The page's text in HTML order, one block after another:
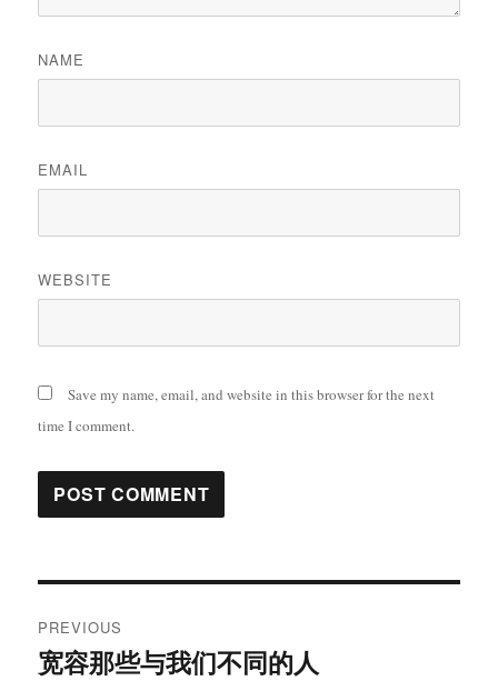
NAME
EMAIL
WEBSITE
Save my name, email, and website in this browser for the next
time I comment.
navigation
PREVIOUS
Previous
宽容那些与我们不同的人